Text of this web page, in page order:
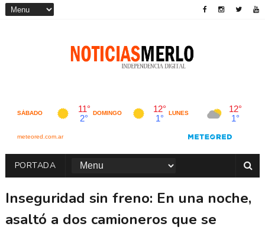
PORTADA
Inseguridad sin freno: En una noche,
asaltó a dos camioneros que se